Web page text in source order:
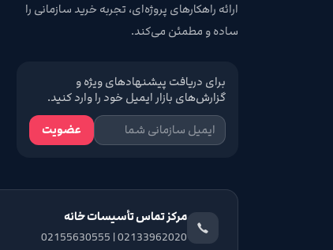
ارائه راهکارهای پروژه‌ای، تجربه خرید سازمانی را
ساده و مطمئن می‌کند.
برای دریافت پیشنهادهای ویژه و
گزارش‌های بازار ایمیل خود را وارد کنید.
عضویت
مرکز تماس تأسیسات خانه
02133962020 | 02155630555